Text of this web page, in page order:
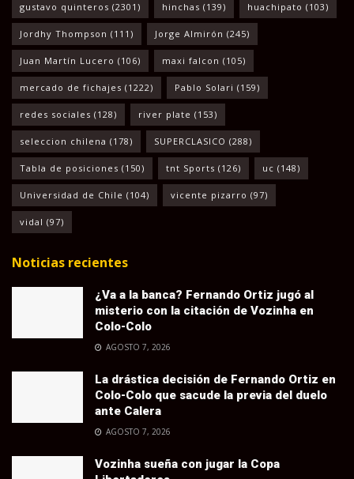
gustavo quinteros (2301) hinchas (139) huachipato (103)
Jordhy Thompson (111) Jorge Almirón (245)
Juan Martín Lucero (106) maxi falcon (105)
mercado de fichajes (1222) Pablo Solari (159)
redes sociales (128) river plate (153)
seleccion chilena (178) SUPERCLASICO (288)
Tabla de posiciones (150) tnt Sports (126) uc (148)
Universidad de Chile (104) vicente pizarro (97)
vidal (97)
Noticias recientes
¿Va a la banca? Fernando Ortiz jugó al
misterio con la citación de Vozinha en
Colo-Colo
AGOSTO 7, 2026
La drástica decisión de Fernando Ortiz en
Colo-Colo que sacude la previa del duelo
ante Calera
AGOSTO 7, 2026
Vozinha sueña con jugar la Copa